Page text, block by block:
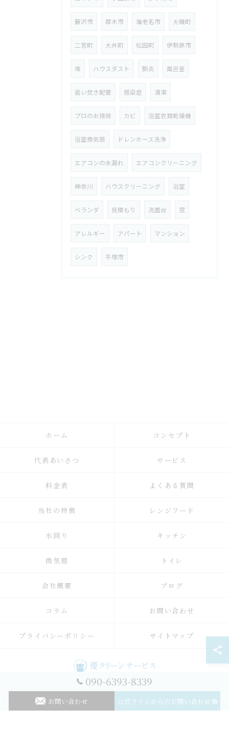
藤沢市 厚木市 海老名市 大磯町
二宮町 大井町 松田町 伊勢原市
埃 ハウスダスト 肺炎 風呂釜
追い焚き配管 感染症 清潔
プロのお掃除 カビ 浴室衣類乾燥機
浴室換気扇 ドレンホース洗浄
エアコンの水漏れ エアコンクリーニング
神奈川 ハウスクリーニング 浴室
ベランダ 見積もり 洗面台 窓
アレルギー アパート マンション
シンク 平塚市
090-6393-8339
お問い合わせ 公式ラインからのお問い合わせ
ホーム コンセプト
代表あいさつ サービス
料金表 よくある質問
当社の特徴 レンジフード
水回り キッチン
換気扇 トイレ
会社概要 ブログ
コラム お問い合わせ
プライバシーポリシー サイトマップ
RESERVED.